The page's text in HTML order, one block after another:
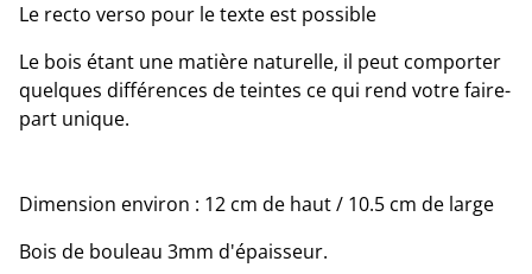
Le recto verso pour le texte est possible
Le bois étant une matière naturelle, il peut comporter
quelques différences de teintes ce qui rend votre faire-
part unique.
Dimension environ : 12 cm de haut / 10.5 cm de large
Bois de bouleau 3mm d'épaisseur.